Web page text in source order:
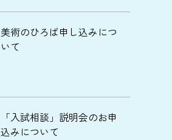
美術のひろば申し込みにつ
いて
「入試相談」説明会のお申
込みについて